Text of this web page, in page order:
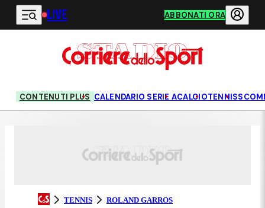
Vai al contenuto principale
LIVE ABBONATI ORA
CONTENUTI PLUS CALENDARIO SERIE ACALCIOTENNIS
TENNIS ROLAND GARROS